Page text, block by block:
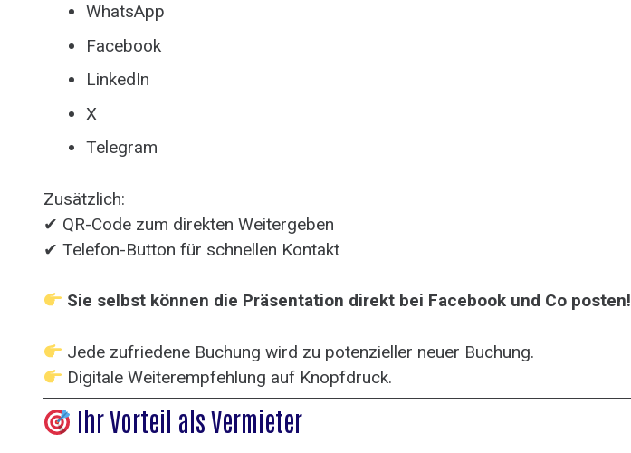
WhatsApp
Facebook
LinkedIn
X
Telegram
Zusätzlich:
✔ QR-Code zum direkten Weitergeben
✔ Telefon-Button für schnellen Kontakt
Sie selbst können die Präsentation direkt bei Facebook und Co posten!
Jede zufriedene Buchung wird zu potenzieller neuer Buchung.
Digitale Weiterempfehlung auf Knopfdruck.
Ihr Vorteil als Vermieter